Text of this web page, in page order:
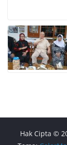
Hak Cipta ©